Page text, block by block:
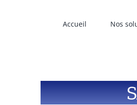
Accueil Nos